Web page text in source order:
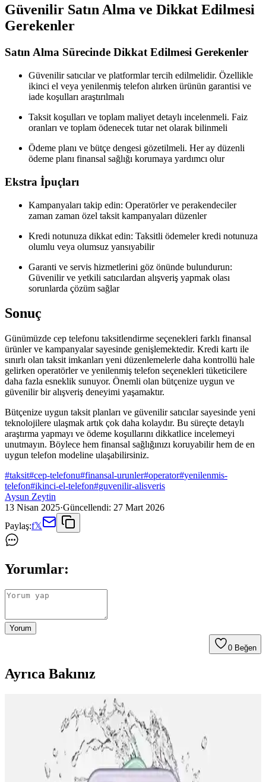
Güvenilir Satın Alma ve Dikkat Edilmesi
Gerekenler
Satın Alma Sürecinde Dikkat Edilmesi Gerekenler
Güvenilir satıcılar ve platformlar tercih edilmelidir. Özellikle
ikinci el veya yenilenmiş telefon alırken ürünün garantisi ve
iade koşulları araştırılmalı
Taksit koşulları ve toplam maliyet detaylı incelenmeli. Faiz
oranları ve toplam ödenecek tutar net olarak bilinmeli
Ödeme planı ve bütçe dengesi gözetilmeli. Her ay düzenli
ödeme planı finansal sağlığı korumaya yardımcı olur
Ekstra İpuçları
Kampanyaları takip edin: Operatörler ve perakendeciler
zaman zaman özel taksit kampanyaları düzenler
Kredi notunuza dikkat edin: Taksitli ödemeler kredi notunuza
olumlu veya olumsuz yansıyabilir
Garanti ve servis hizmetlerini göz önünde bulundurun:
Güvenilir ve yetkili satıcılardan alışveriş yapmak olası
sorunlarda çözüm sağlar
Sonuç
Günümüzde cep telefonu taksitlendirme seçenekleri farklı finansal
ürünler ve kampanyalar sayesinde genişlemektedir. Kredi kartı ile
sınırlı olan taksit imkanları yeni düzenlemelerle daha kontrollü hale
gelirken operatörler ve yenilenmiş telefon seçenekleri tüketicilere
daha fazla esneklik sunuyor. Önemli olan bütçenize uygun ve
güvenilir bir alışveriş deneyimi yaşamaktır.
Bütçenize uygun taksit planları ve güvenilir satıcılar sayesinde yeni
teknolojilere ulaşmak artık çok daha kolaydır. Bu süreçte detaylı
araştırma yapmayı ve ödeme koşullarını dikkatlice incelemeyi
unutmayın. Böylece hem finansal sağlığınızı koruyabilir hem de en
uygun telefon modeline ulaşabilirsiniz.
#taksit#cep-telefonu#finansal-urunler#operator#yenilenmis-
telefon#ikinci-el-telefon#guvenilir-alisveris
Aysun Zeytin
13 Nisan 2025·Güncellendi: 27 Mart 2026
Paylaş:f𝕏
Yorumlar:
Yorum
0 Beğen
Ayrıca Bakınız
Akıllı Telefonlarda Güncel Taksit Seçenekleri ve
Finansal Avantajlar
Güncel taksit seçenekleri ve trendler sayesinde bütçenize uygun
telefon alışverişi yapabilir, faiz oranlarına dikkat ederek finansal
sağlığınızı koruyabilirsiniz.